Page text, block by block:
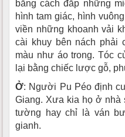
bằng cách đắp những
hình tam giác, hình
viền những khoanh vải
cài khuy bên nách phải
màu như áo trong. Tóc
lại bằng chiếc lược gỗ,
Ở: Người Pu Péo định
Giang. Xưa kia họ ở nhà
tường hay chỉ là ván
gianh.